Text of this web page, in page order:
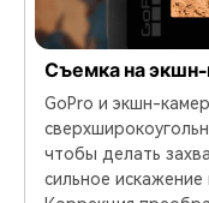
Съемка на
GoPro и экшн-
чтобы делать
сильное